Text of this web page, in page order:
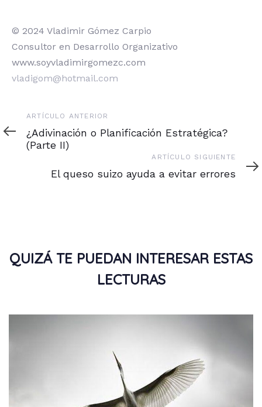
© 2024 Vladimir Gómez Carpio
Consultor en Desarrollo Organizativo
www.soyvladimirgomezc.com
vladigom@hotmail.com
Artículo
anterior
ARTÍCULO ANTERIOR
¿Adivinación o Planificación Estratégica?
(Parte II)
siguiente
ARTÍCULO SIGUIENTE
El queso suizo ayuda a evitar errores
QUIZÁ TE PUEDAN INTERESAR ESTAS
LECTURAS